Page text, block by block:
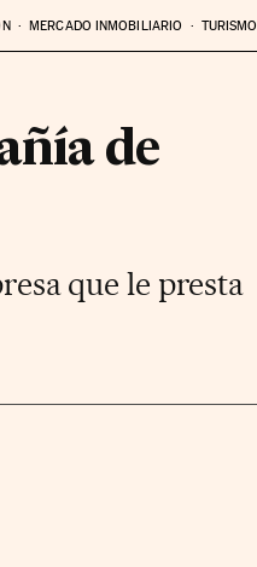
MERCADO INMOBILIARIO TURISMO
de
que le presta